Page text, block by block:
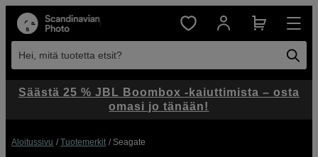
Hei, mitä tuotetta etsit?
Aloitussivu Tuotemerkit Seagate
Säästä 25 % JBL Boombox -kaiuttimista – osta
omasi jo tänään!